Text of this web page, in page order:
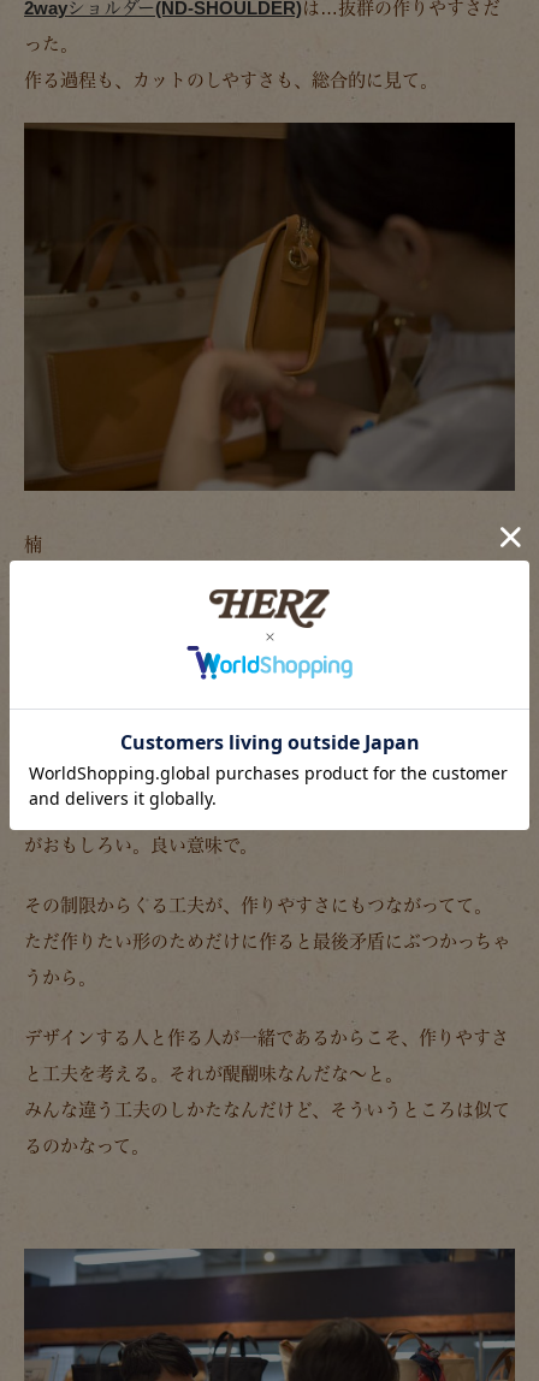
2wayショルダー(ND-SHOULDER)は…抜群の作りやすさだ
った。
作る過程も、カットのしやすさも、総合的に見て。
楠
「矛盾がない」っていうのは、キャンバスとしての良さを活
かした上で、作りも機能も…この形である理由がちゃんとあ
った、ということだと思うんです。
ちまたにあふれているキャンバス商品と違い、ヘルツの作り
の制限があるおかげで…工夫せざるを得ないというか。そこ
がおもしろい。良い意味で。
その制限からくる工夫が、作りやすさにもつながってて。
ただ作りたい形のためだけに作ると最後矛盾にぶつかっちゃ
うから。
デザインする人と作る人が一緒であるからこそ、作りやすさ
と工夫を考える。それが醍醐味なんだな～と。
みんな違う工夫のしかたなんだけど、そういうところは似て
るのかなって。